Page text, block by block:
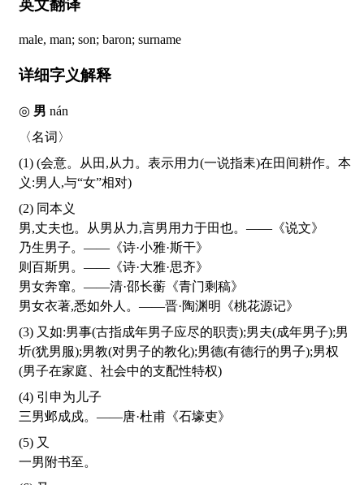
英文翻译
male, man; son; baron; surname
详细字义解释
男 nán
〈名词〉
(1) (会意。从田,从力。表示用力(一说指耒)在田间耕作。本
义:男人,与“女”相对)
(2) 同本义
男,丈夫也。从男从力,言男用力于田也。——《说文》
乃生男子。——《诗·小雅·斯干》
则百斯男。——《诗·大雅·思齐》
男女奔窜。——清·邵长蘅《青门剩稿》
男女衣著,悉如外人。——晋·陶渊明《桃花源记》
(3) 又如:男事(古指成年男子应尽的职责);男夫(成年男子);男
圻(犹男服);男教(对男子的教化);男德(有德行的男子);男权
(男子在家庭、社会中的支配性特权)
(4) 引申为儿子
三男邺成戍。——唐·杜甫《石壕吏》
(5) 又
一男附书至。